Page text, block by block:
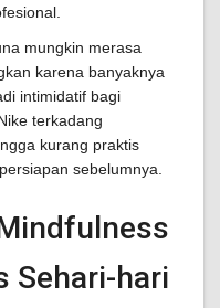
mungkin merasa
karena banyaknya
intimidatif bagi
terkadang
kurang praktis
sebelumnya.
Sehari-hari